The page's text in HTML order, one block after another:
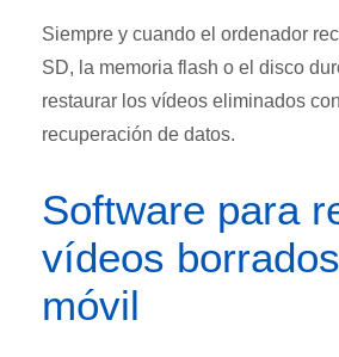
Siempre y cuando el ordenador
SD, la memoria flash o el disco
restaurar los vídeos eliminados
recuperación de datos.
Software para
vídeos
móvil